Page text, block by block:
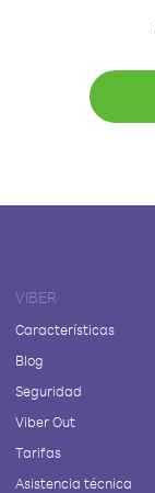
VIBER
Características
Blog
Seguridad
Viber Out
Tarifas
Asistencia técnica